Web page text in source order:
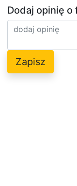
Dodaj opinię o
Zapisz